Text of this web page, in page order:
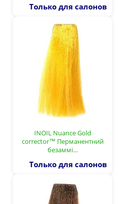
Только для салонов
INOIL Nuance Gold
corrector™ Перманентний
безаммі…
Только для салонов